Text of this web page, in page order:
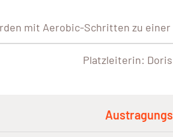
mit Aerobic-Schritten zu
Platzleiterin: